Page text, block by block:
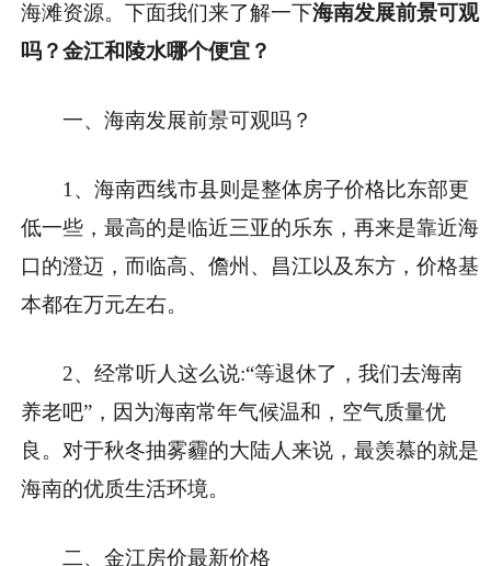
海滩资源。下面我们来了解一下海南发展前景可观
吗？金江和陵水哪个便宜？
一、海南发展前景可观吗？
1、海南西线市县则是整体房子价格比东部更
低一些，最高的是临近三亚的乐东，再来是靠近海
口的澄迈，而临高、儋州、昌江以及东方，价格基
本都在万元左右。
2、经常听人这么说:“等退休了，我们去海南
养老吧”，因为海南常年气候温和，空气质量优
良。对于秋冬抽雾霾的大陆人来说，最羡慕的就是
海南的优质生活环境。
二、金江房价最新价格